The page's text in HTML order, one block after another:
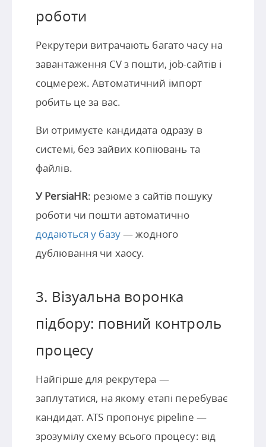
роботи
Рекрутери витрачають багато часу на
завантаження CV з пошти, job-сайтів і
соцмереж. Автоматичний імпорт
робить це за вас.
Ви отримуєте кандидата одразу в
системі, без зайвих копіювань та
файлів.
У PersiaHR: резюме з сайтів пошуку
роботи чи пошти автоматично
додаються у базу— жодного
дублювання чи хаосу.
3. Візуальна воронка
підбору: повний контроль
процесу
Найгірше для рекрутера —
заплутатися, на якому етапі перебуває
кандидат. ATS пропонує pipeline —
зрозумілу схему всього процесу: від